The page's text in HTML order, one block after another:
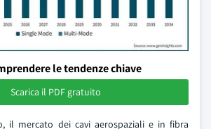
le tendenze chiave
Scarica il PDF gratuito
il mercato dei cavi aerospaziali e in fibra